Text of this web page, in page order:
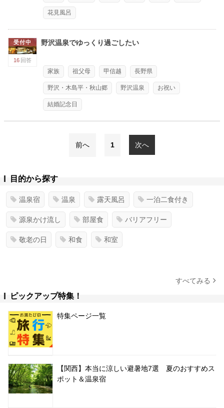
花見風呂
受付中
16 回答
野沢温泉でゆっくり過ごしたい
家族 祖父母 甲信越 長野県
野沢・木島平・秋山郷 野沢温泉 お祝い
結婚記念日
前へ 1 次へ
目的から探す
温泉宿 温泉 露天風呂 一泊二食付き
源泉かけ流し 部屋食 バリアフリー
敬老の日 和食 和室
すべてみる
ピックアップ特集！
特集ページ一覧
【関西】本当に涼しい避暑地7選 夏のおすすめス
ポット＆温泉宿